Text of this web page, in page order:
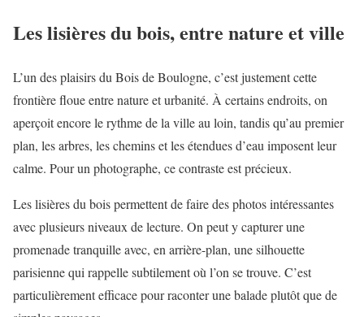
Les lisières du bois, entre nature et ville
L’un des plaisirs du Bois de Boulogne, c’est justement cette
frontière floue entre nature et urbanité. À certains endroits, on
aperçoit encore le rythme de la ville au loin, tandis qu’au premier
plan, les arbres, les chemins et les étendues d’eau imposent leur
calme. Pour un photographe, ce contraste est précieux.
Les lisières du bois permettent de faire des photos intéressantes
avec plusieurs niveaux de lecture. On peut y capturer une
promenade tranquille avec, en arrière-plan, une silhouette
parisienne qui rappelle subtilement où l’on se trouve. C’est
particulièrement efficace pour raconter une balade plutôt que de